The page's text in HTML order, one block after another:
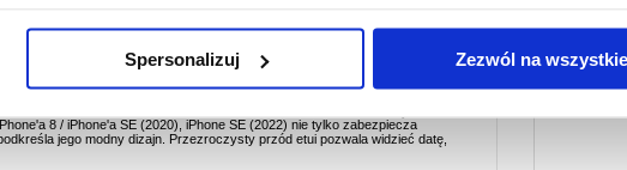
Spersonalizuj Zezwól na wszystkie
iPhone'a SE (2020), iPhone SE (2022)
SE (2020), iPhone'a 8, iPhone'a 7, przezroczyste etui z klapką Luxury
8 / iPhone'a SE (2020), iPhone SE (2022) nie tylko zabezpiecza
jego modny dizajn. Przezroczysty przód etui pozwala widzieć datę,